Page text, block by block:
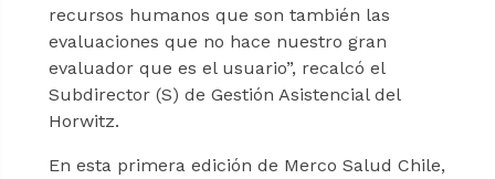
recursos humanos que son también las
evaluaciones que no hace nuestro gran
evaluador que es el usuario”, recalcó el
Subdirector (S) de Gestión Asistencial del
Horwitz.
En esta primera edición de Merco Salud Chile,